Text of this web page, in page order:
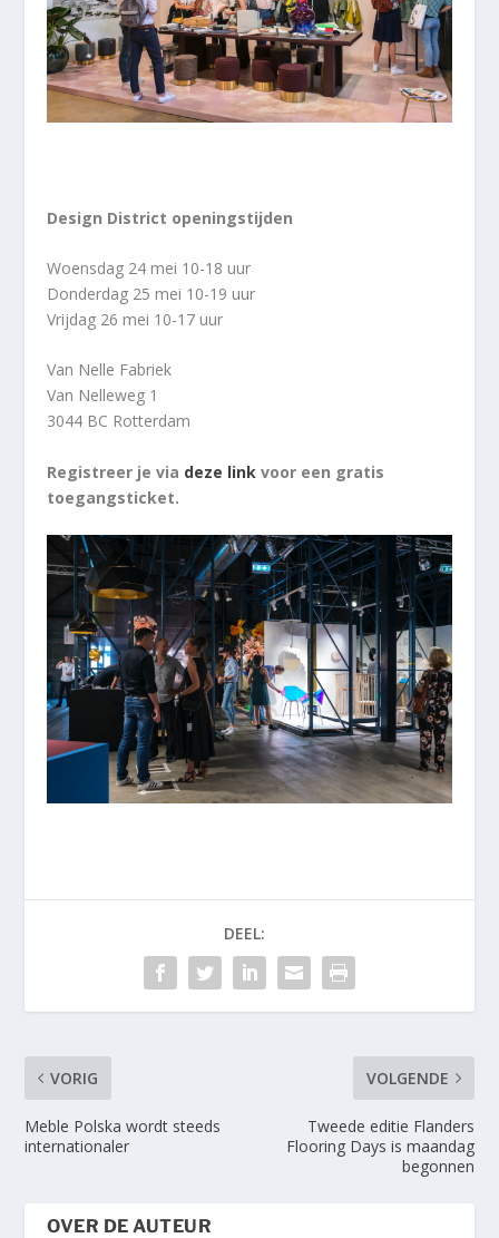
Design District openingstijden
Woensdag 24 mei 10-18 uur
Donderdag 25 mei 10-19 uur
Vrijdag 26 mei 10-17 uur
Van Nelle Fabriek
Van Nelleweg 1
3044 BC Rotterdam
Registreer je via deze link voor een gratis
toegangsticket.
DEEL:
VORIG
Meble Polska wordt steeds
internationaler
VOLGENDE
Tweede editie Flanders
Flooring Days is maandag
begonnen
OVER DE AUTEUR